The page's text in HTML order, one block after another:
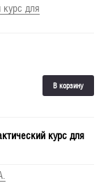
курс для
В корзину
курс для